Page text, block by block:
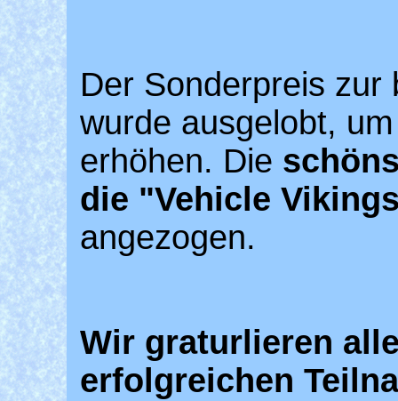
Der Sonderpreis zur
wurde ausgelobt,
erhöhen. Die
die "Vehicle
angezogen.
Wir graturlieren
erfolgreichen